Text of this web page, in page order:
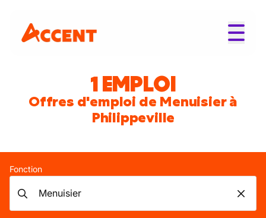
1 EMPLOI
Offres d'emploi de Menuisier à
Philippeville
Fonction